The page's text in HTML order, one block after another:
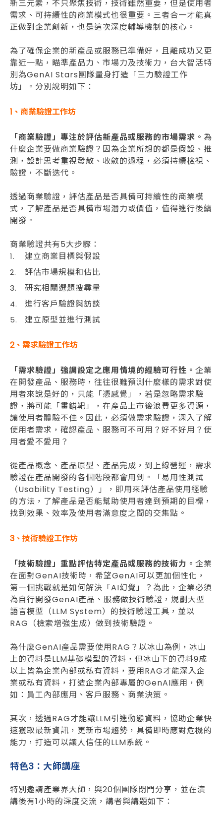
新三元素，不只聚焦技術，技術雖然重要，但是使用者
需求、可持續性的商業模式也很重要。三者合一才能真
正做到企業創新，也是這次深度輔導機制的核心。
為了確保企業的新產品或服務已準備好，且離成功又更
靠近一點，瞄準產品力、市場力及技術力，台大智活特
別為GenAI Stars團隊量身打造「三力驗證工作
坊」。分別說明如下：
1 、商業驗證工作坊
「商業驗證」 專注於評估新產品或服務的市場需求 。為
什麼企業要做商業驗證？因為企業所想的都是假設、推
測，設計思考重視發散、收斂的過程，必須持續檢視、
驗證，不斷迭代。
透過商業驗證，評估產品是否具備可持續性的商業模
式，了解產品是否具備市場潛力或價值，值得進行後續
開發。
商業驗證共有5大步驟：
建立商業目標與假設
評估市場規模和佔比
研究相關選題搜尋量
進行客戶驗證與訪談
建立原型並進行測試
2、需求驗證工作坊
「需求驗證」強調設定之應用情境的經驗可行性。 企業
在開發產品、服務時，往往很難預測什麼樣的需求對使
用者來說是好的，只能「憑感覺」，若是忽略需求驗
證，將可能「畫錯靶」，在產品上市後浪費更多資源，
讓使用者體驗不佳。因此，必須做需求驗證，深入了解
使用者需求，確認產品、服務可不可用？好不好用？使
用者愛不愛用？
從產品概念、產品原型、產品完成，到上線營運，需求
驗證在產品開發的各個階段都會用到。「易用性測試
（Usability Testing）」，即用來評估產品使用經驗
的方法，了解產品是否能幫助使用者達到預期的目標，
找到效果、效率及使用者滿意度之間的交集點。
3、技術驗證工作坊
「技術驗證」重點評估特定產品或服務的技術力。 企業
在面對GenAI技術時，希望GenAI可以更加個性化，
第一個挑戰就是如何解決「AI幻覺」？為此，企業必須
為自行開發GenAI產品、服務做技術驗證，規劃大型
語言模型（LLM System）的技術驗證工具，並以
RAG（檢索增強生成）做到技術驗證。
為什麼GenAI產品需要使用RAG？以冰山為例，冰山
上的資料是LLM基礎模型的資料，但冰山下的資料9成
以上皆為企業內部或私有資料，要用RAG才能深入企
業或私有資料，打造企業內部專屬的GenAI應用，例
如：員工內部應用、客戶服務、商業決策。
其次，透過RAG才能讓LLM引進動態資料，協助企業快
速獲取最新資訊，更新市場趨勢，具備即時應對危機的
能力，打造可以讓人信任的LLM系統。
特色3 ：大師講座
特別邀請產業界大師，與20個團隊閉門分享，並在演
講後有1小時的深度交流，講者與講題如下：